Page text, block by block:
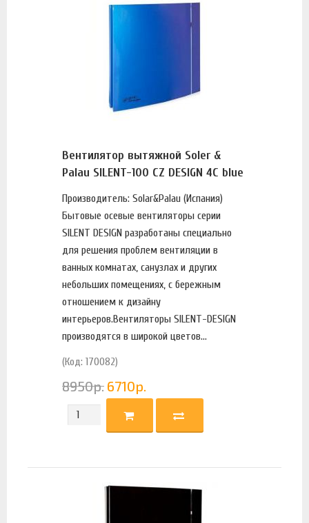
Вентилятор вытяжной Soler &
Palau SILENT-100 CZ DESIGN 4C blue
Производитель: Solar&Palau (Испания)
Бытовые осевые вентиляторы серии
SILENT DESIGN разработаны специально
для решения проблем вентиляции в
ванных комнатах, санузлах и других
небольших помещениях, с бережным
отношением к дизайну
интерьеров.Вентиляторы SILENT-DESIGN
производятся в широкой цветов...
(Код: 170082)
8950р. 6710р.